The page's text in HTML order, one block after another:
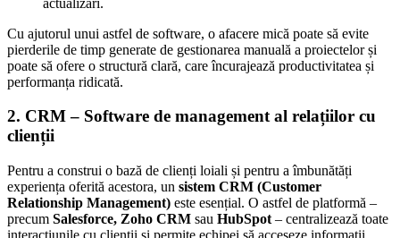
Cu ajutorul unui astfel de software, o afacere mică poate să evite
pierderile de timp generate de gestionarea manuală a proiectelor și
poate să ofere o structură clară, care încurajează productivitatea și
performanța ridicată.
2. CRM – Software de management al relațiilor cu
clienții
Pentru a construi o bază de clienți loiali și pentru a îmbunătăți
experiența oferită acestora, un sistem CRM (Customer
Relationship Management) este esențial. O astfel de platformă –
precum Salesforce, Zoho CRM sau HubSpot – centralizează toate
interacțiunile cu clienții și permite echipei să acceseze informații